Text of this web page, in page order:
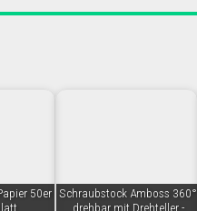
50er Schraubstock Amboss 360°
drehbar mit Drehteller -